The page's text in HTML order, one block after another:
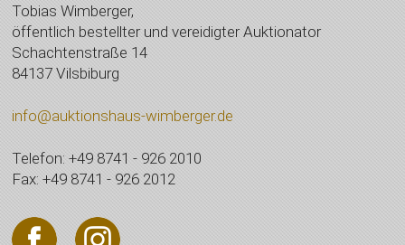
Tobias Wimberger,
öffentlich bestellter und vereidigter Auktionator
Schachtenstraße 14
84137 Vilsbiburg
info@auktionshaus-wimberger.de
Telefon: +49 8741 - 926 2010
Fax: +49 8741 - 926 2012